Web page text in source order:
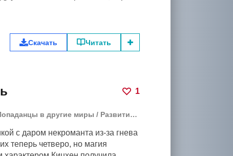
Скачать Читать
1
в другие миры / Развитие героя
с даром некроманта из-за гнева
теперь четверо, но магия